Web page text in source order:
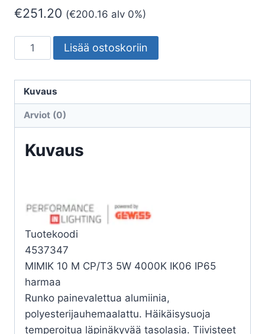
€251.20 (€200.16 alv 0%)
SEINÄVALAISIN
ULKO
10
M
4K
Lisää ostoskoriin
Kuvaus
Arviot (0)
Kuvaus
Tuotekoodi
4537347
MIMIK 10 M CP/T3 5W 4000K IK06 IP65
harmaa
Runko painevalettua alumiinia,
polyesterijauhemaalattu. Häikäisysuoja
temperoitua läpinäkyvää tasolasia. Tiivisteet